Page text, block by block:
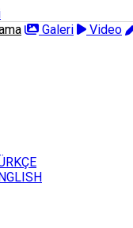
Galeri Video